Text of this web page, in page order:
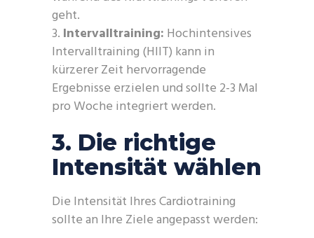
geht.
Intervalltraining: Hochintensives
Intervalltraining (HIIT) kann in
kürzerer Zeit hervorragende
Ergebnisse erzielen und sollte 2-3 Mal
pro Woche integriert werden.
3. Die richtige
Intensität wählen
Die Intensität Ihres Cardiotraining
sollte an Ihre Ziele angepasst werden: